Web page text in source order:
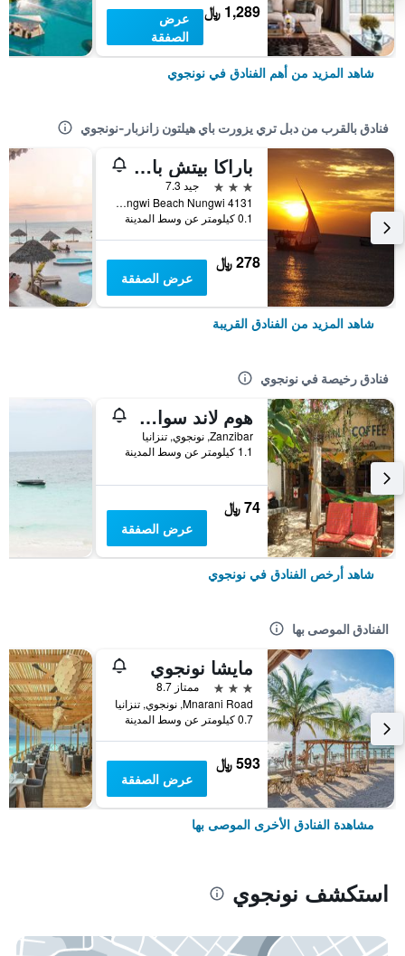
1,289 ﷼
عرض
الصفقة
شاهد المزيد من أهم الفنادق في نونجوي
فنادق بالقرب من دبل تري يزورت باي هيلتون زانزبار-نونجوي
باراكا بيتش بانجلو
3 نجوم
جيد 7.3
4131 Nungwi Beach Nungwi, نونجوي, تنزانيا
0.1 كيلومتر عن وسط المدينة
278 ﷼
عرض الصفقة
شاهد المزيد من الفنادق القريبة
فنادق رخيصة في نونجوي
هوم لاند سواهيلي لودج - هوستل
Zanzibar, نونجوي, تنزانيا
1.1 كيلومتر عن وسط المدينة
74 ﷼
عرض الصفقة
شاهد أرخص الفنادق في نونجوي
الفنادق الموصى بها
مايشا نونجوي
3 نجوم
ممتاز 8.7
Mnarani Road, نونجوي, تنزانيا
0.7 كيلومتر عن وسط المدينة
593 ﷼
عرض الصفقة
مشاهدة الفنادق الأخرى الموصى بها
استكشف نونجوي